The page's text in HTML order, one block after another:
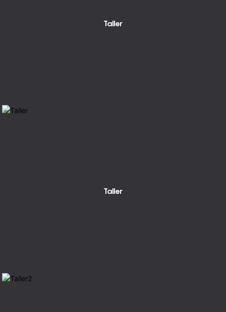
Taller
Taller